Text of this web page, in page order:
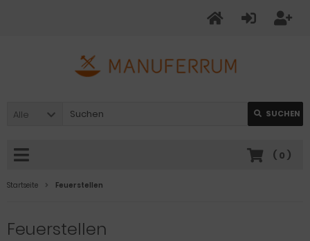
Alle SUCHEN
( 0 )
Startseite Feuerstellen
Feuerstellen